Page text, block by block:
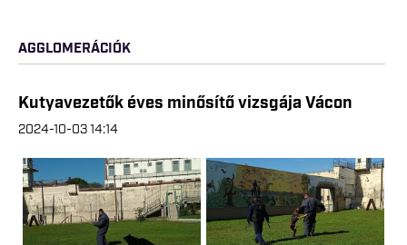
AGGLOMERÁCIÓK
Kutyavezetők éves minősítő vizsgája Vácon
2024-10-03 14:14